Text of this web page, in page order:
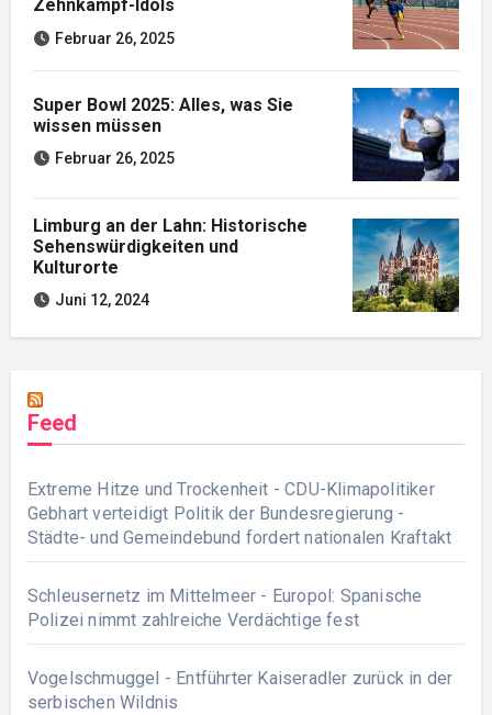
Zehnkampf-Idols
Februar 26, 2025
Super Bowl 2025: Alles, was Sie
wissen müssen
Februar 26, 2025
Limburg an der Lahn: Historische
Sehenswürdigkeiten und
Kulturorte
Juni 12, 2024
Feed
Extreme Hitze und Trockenheit - CDU-Klimapolitiker
Gebhart verteidigt Politik der Bundesregierung -
Städte- und Gemeindebund fordert nationalen Kraftakt
Schleusernetz im Mittelmeer - Europol: Spanische
Polizei nimmt zahlreiche Verdächtige fest
Vogelschmuggel - Entführter Kaiseradler zurück in der
serbischen Wildnis